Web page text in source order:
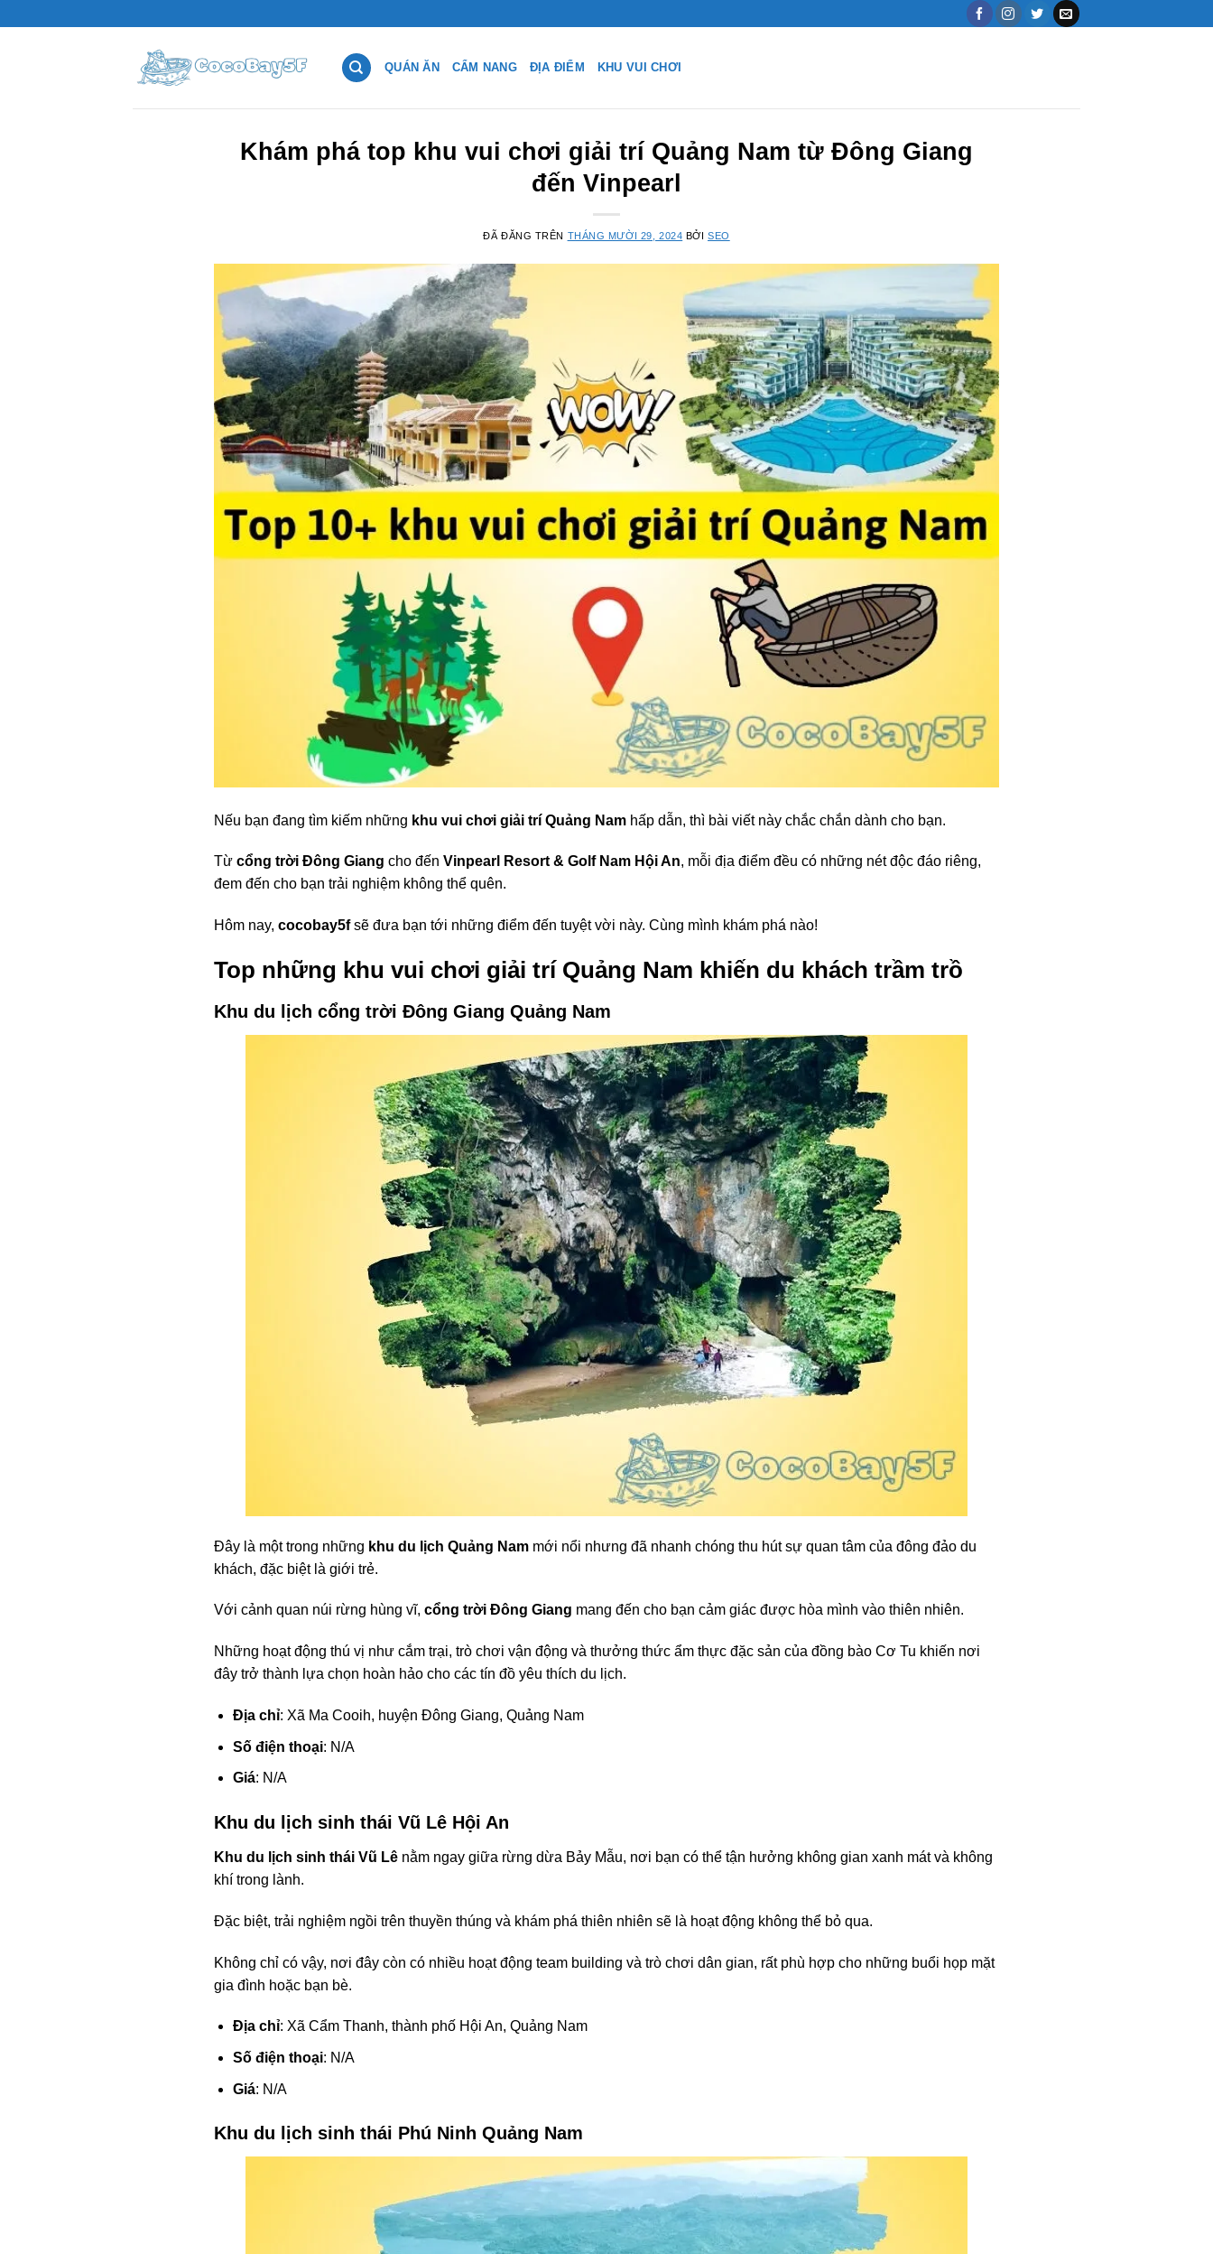
QUÁN ĂN CẨM NANG ĐỊA ĐIỂM KHU VUI CHƠI
Khám phá top khu vui chơi giải trí Quảng Nam từ Đông Giang
đến Vinpearl
ĐÃ ĐĂNG TRÊN THÁNG MƯỜI 29, 2024 BỞISEO
Nếu bạn đang tìm kiếm những khu vui chơi giải trí Quảng Nam hấp dẫn, thì bài viết này chắc chắn dành cho bạn.
Từ cổng trời Đông Giang cho đến Vinpearl Resort & Golf Nam Hội An, mỗi địa điểm đều có những nét độc đáo riêng,
đem đến cho bạn trải nghiệm không thể quên.
Hôm nay, cocobay5fsẽ đưa bạn tới những điểm đến tuyệt vời này. Cùng mình khám phá nào!
Top những khu vui chơi giải trí Quảng Nam khiến du khách trầm trồ
Khu du lịch cổng trời Đông Giang Quảng Nam
Đây là một trong những khu du lịch Quảng Nam mới nổi nhưng đã nhanh chóng thu hút sự quan tâm của đông đảo du
khách, đặc biệt là giới trẻ.
Với cảnh quan núi rừng hùng vĩ, cổng trời Đông Giang mang đến cho bạn cảm giác được hòa mình vào thiên nhiên.
Những hoạt động thú vị như cắm trại, trò chơi vận động và thưởng thức ẩm thực đặc sản của đồng bào Cơ Tu khiến nơi
đây trở thành lựa chọn hoàn hảo cho các tín đồ yêu thích du lịch.
Địa chỉ: Xã Ma Cooih, huyện Đông Giang, Quảng Nam
Số điện thoại: N/A
Giá: N/A
Khu du lịch sinh thái Vũ Lê Hội An
Khu du lịch sinh thái Vũ Lê nằm ngay giữa rừng dừa Bảy Mẫu, nơi bạn có thể tận hưởng không gian xanh mát và không
khí trong lành.
Đặc biệt, trải nghiệm ngồi trên thuyền thúng và khám phá thiên nhiên sẽ là hoạt động không thể bỏ qua.
Không chỉ có vậy, nơi đây còn có nhiều hoạt động team building và trò chơi dân gian, rất phù hợp cho những buổi họp mặt
gia đình hoặc bạn bè.
Địa chỉ: Xã Cẩm Thanh, thành phố Hội An, Quảng Nam
Số điện thoại: N/A
Giá: N/A
Khu du lịch sinh thái Phú Ninh Quảng Nam